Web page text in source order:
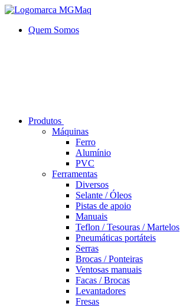
Quem Somos
Produtos
Máquinas
Ferro
Alumí­nio
PVC
Ferramentas
Diversos
Selante / Óleos
Pistas de apoio
Manuais
Teflon / Tesouras / Martelos
Pneumáticas portáteis
Serras
Brocas / Ponteiras
Ventosas manuais
Facas / Brocas
Levantadores
Fresas